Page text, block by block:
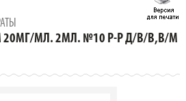
МЛ. 2МЛ. №10 Р-Р Д/В/В,В/М АМП.
20МГ/МЛ. 2МЛ. №10 Р-Р Д/В/В,В/М